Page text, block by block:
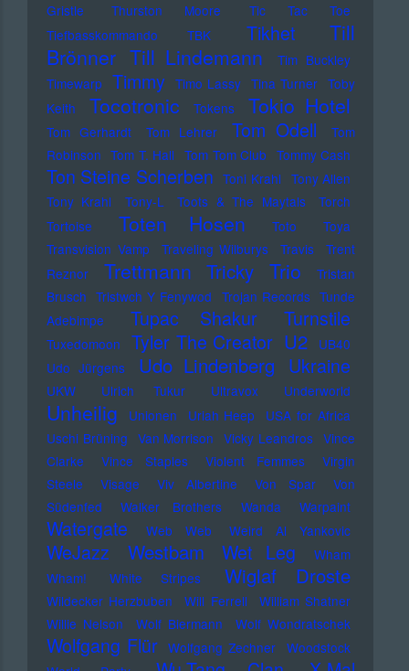
Gristle
Thurston Moore
Tic Tac Toe
Tiefbasskommando TBK
Tikhet
Till
Brönner Till Lindemann
Tim Buckley
Timewarp Timmy Timo Lassy Tina Turner Toby
Keith
Tocotronic Tokens Tokio Hotel
Tom Gerhardt Tom Lehrer Tom Odell
Tom
Robinson Tom T. Hall Tom Tom Club Tommy Cash
Ton Steine Scherben Toni Krahl Tony Allen
Tony Krahl
Tony-L Toots & The Maytals
Torch
Tortoise
Toten Hosen Toto
Toya
Transvision Vamp
Traveling Wilburys Travis
Trent
Reznor
Trettmann Tricky Trio
Tristan
Brusch Tristwch Y Fenywod Trojan Records Tunde
Adebimpe
Tupac Shakur Turnstile
Tuxedomoon Tyler The Creator U2
UB40
Udo Jürgens
Udo Lindenberg Ukraine
UKW Ulrich Tukur Ultravox Underworld
Unheilig Unionen Uriah Heep
USA for Africa
Uschi Brüning Van Morrison Vicky Leandros Vince
Clarke
Vince Staples Violent Femmes
Virgin
Steele
Visage Viv Albertine Von Spar
Von
Südenfed
Walker Brothers Wanda Warpaint
Watergate Web Web Weird Al Yankovic
WeJazz Westbam Wet Leg
Wham
Wham!
White Stripes Wiglaf Droste
Wildecker Herzbuben Will Ferrell
William Shatner
Willie Nelson
Wolf Biermann Wolf Wondratschek
Wolfgang Flür Wolfgang Zechner
Woodstock